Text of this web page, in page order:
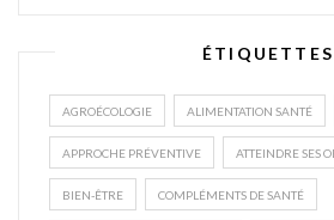
ÉTIQUETTES
AGROÉCOLOGIE ALIMENTATION SANTÉ
APPROCHE PRÉVENTIVE ATTEINDRE SES
BIEN-ÊTRE COMPLÉMENTS DE SANTÉ